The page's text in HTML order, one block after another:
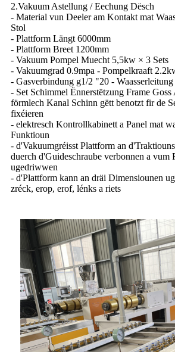
2.Vakuum Astellung / Eechung Dësch
- Material vun Deeler am Kontakt mat
Stol
- Plattform Längt 6000mm
- Plattform Breet 1200mm
- Vakuum Pompel Muecht 5,5kw × 3 Sets
- Vakuumgrad 0.9mpa - Pompelkraaft
- Gasverbindung g1/2 "20 -
- Set Schimmel Ënnerstëtzung Frame
förmlech Kanal Schinn gëtt benotzt fir de
fixéieren
- elektresch Kontrollkabinett a Panel mat
Funktioun
- d'Vakuumgréisst Plattform an
duerch d'Guideschraube verbonnen a vum
ugedriwwen
- d'Plattform kann an dräi Dimensiounen
zréck, erop, erof, lénks a riets